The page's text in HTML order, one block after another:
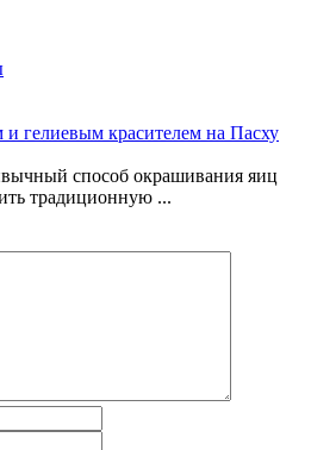
и гелиевым красителем на Пасху
способ окрашивания яиц
традиционную ...